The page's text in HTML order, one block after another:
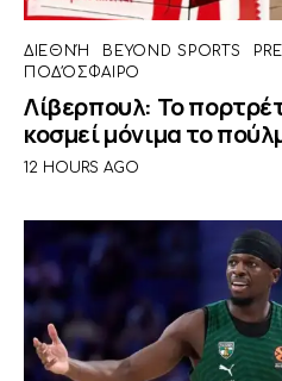
ΔΙΕΘΝΉ BEYOND SPORTS
ΠΟΔΌΣΦΑΙΡΟ
Λίβερπουλ: Το
κοσμεί μόνιμα το
12 HOURS AGO